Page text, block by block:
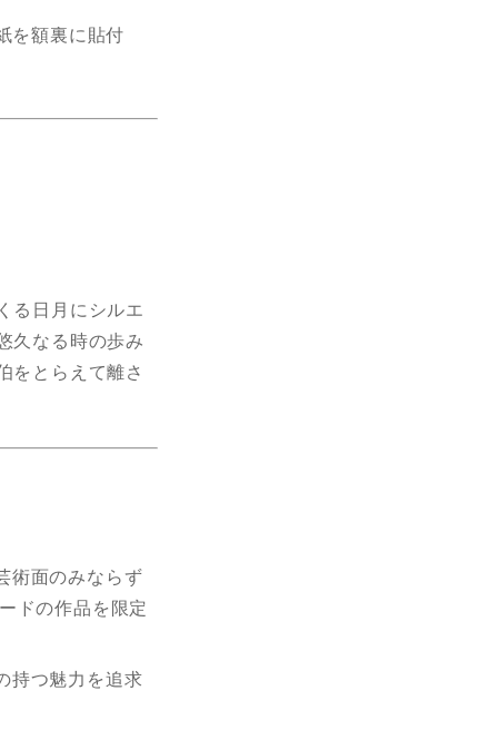
を額裏に貼付
る日月にシルエ
久なる時の歩み
をとらえて離さ
術面のみならず
ドの作品を限定
持つ魅力を追求